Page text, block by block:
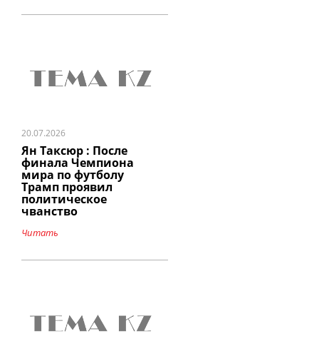
20.07.2026
Ян Таксюр : После
финала Чемпиона
мира по футболу
Трамп проявил
политическое
чванство
Читать